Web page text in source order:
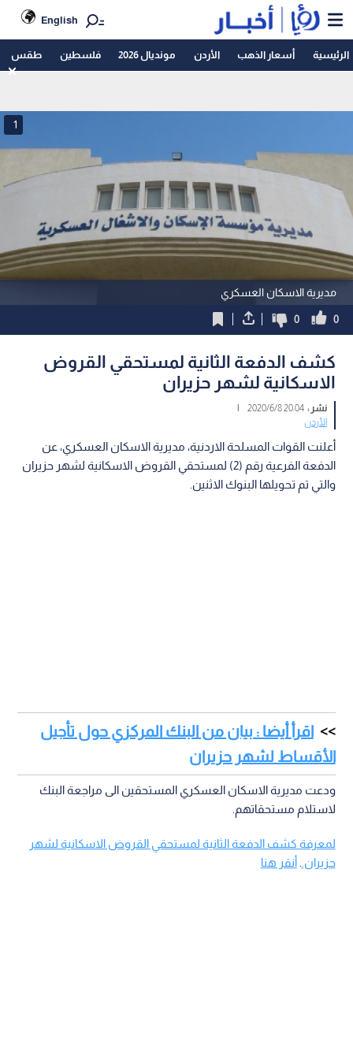
English
الرئيسية أسعار الذهب الأردن مونديال 2026 فلسطين طقس
مديرية الاسكان العسكري
1
0
0
كشف الدفعة الثانية لمستحقي القروض
الاسكانية لشهر حزيران
نشر :20:04 2020/6/8
|
الأردن
أعلنت القوات المسلحة الاردنية، مديرية الاسكان العسكري، عن
الدفعة الفرعية رقم (2) لمستحقي القروض الاسكانية لشهر حزيران
والتي تم تحويلها البنوك الاثنين.
اقرأ أيضا : بيان من البنك المركزي حول تأجيل
الأقساط لشهر حزيران
ودعت مديرية الاسكان العسكري المستحقين الى مراجعة البنك
لاستلام مستحقاتهم.
لمعرفة كشف الدفعة الثانية لمستحقي القروض الاسكانية لشهر
حزيران. .أنقر هنا